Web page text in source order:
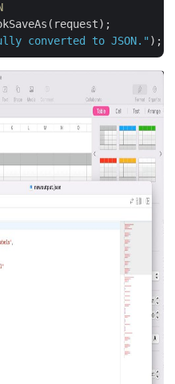
converted to JSON."